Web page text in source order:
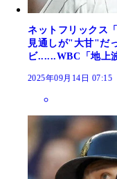
ネットフリックス
見通しが"大甘"だ
ビ......WBC「地上
2025年09月14日 07:15